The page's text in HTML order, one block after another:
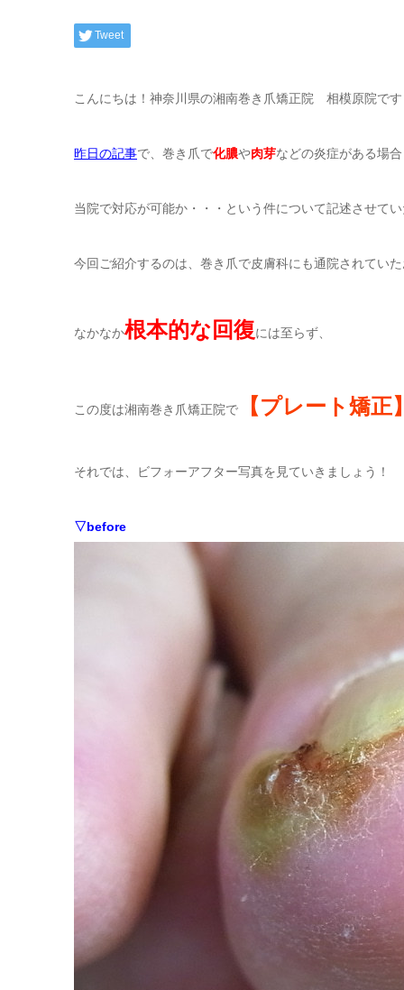
Tweet
こんにちは！神奈川県の湘南巻き爪矯正院 相模原院で
昨日の記事で、巻き爪で化膿や肉芽などの炎症がある場
当院で対応が可能か・・・という件について記述させて
今回ご紹介するのは、巻き爪で皮膚科にも通院されてい
なかなか根本的な回復には至らず、
この度は湘南巻き爪矯正院で 【プレート矯正
それでは、ビフォーアフター写真を見ていきましょう！
▽before